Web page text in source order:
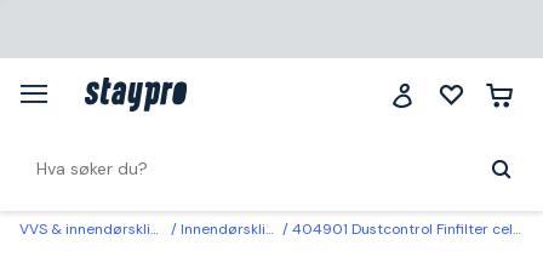
VVS & innendørsklima Innendørsklima 404901 Dustcontrol Finfilter cellulosa